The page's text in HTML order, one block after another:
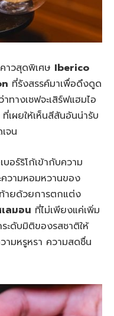
าวสุดพิเศษ Iberico
ที่รังสรรค์มาเพื่อดึงดูด
ทางเชฟจะเสิร์ฟแฮมไอ
ที่เผยให้เห็นสีสันอันน่ารับ
จน
อร์ริโก้เข้ากับความ
ความหอมหวานของ
ายด้วยการตกแต่ง
ลมอน ที่ไม่เพียงแค่เพิ่ม
ะดับมิติของรสชาติให้
มหรูหรา ความสดชื่น